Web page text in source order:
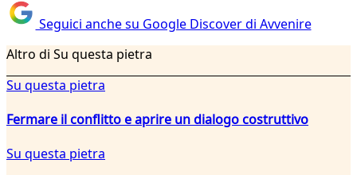
Seguici anche su Google Discover di Avvenire
Altro di Su questa pietra
Su questa pietra
Fermare il conflitto e aprire un dialogo costruttivo
Su questa pietra